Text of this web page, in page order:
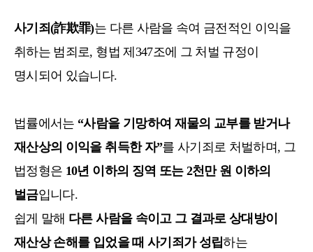
사기죄(詐欺罪)는 다른 사람을 속여 금전적인 이익을
취하는 범죄로, 형법 제347조에 그 처벌 규정이
명시되어 있습니다.
법률에서는 “사람을 기망하여 재물의 교부를 받거나
재산상의 이익을 취득한 자”를 사기죄로 처벌하며, 그
법정형은 10년 이하의 징역 또는 2천만 원 이하의
벌금입니다.
쉽게 말해 다른 사람을 속이고 그 결과로 상대방이
재산상 손해를 입었을 때 사기죄가 성립하는